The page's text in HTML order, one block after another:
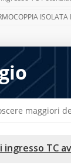
ISOLATA
maggiori
TC